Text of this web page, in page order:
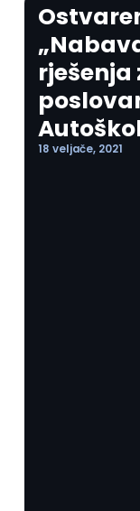
rješenja
18 veljače, 2021